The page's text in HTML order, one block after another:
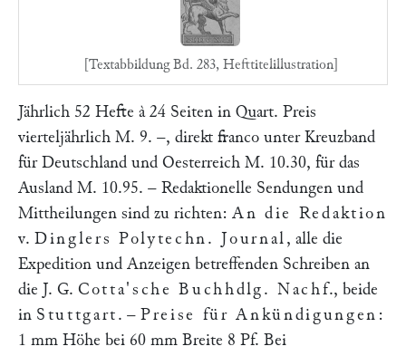
[Textabbildung Bd. 283, Hefttitelillustration]
Jährlich 52 Hefte à 24 Seiten in Quart. Preis
vierteljährlich M. 9. –, direkt franco unter Kreuzband
für Deutschland und Oesterreich M. 10.30, für das
Ausland M. 10.95. – Redaktionelle Sendungen und
Mittheilungen sind zu richten: An die Redaktion
v. Dinglers Polytechn. Journal , alle die
Expedition und Anzeigen betreffenden Schreiben an
die J. G. Cotta'sche Buchhdlg. Nachf., beide
in Stuttgart . – Preise für Ankündigungen :
1 mm Höhe bei 60 mm Breite 8 Pf. Bei